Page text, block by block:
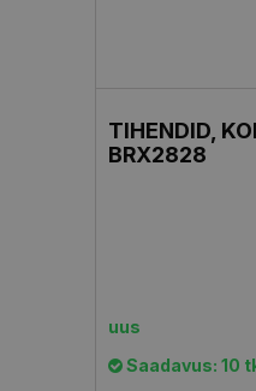
TIHENDID,
BRX2828
uus
Saadavus: 10